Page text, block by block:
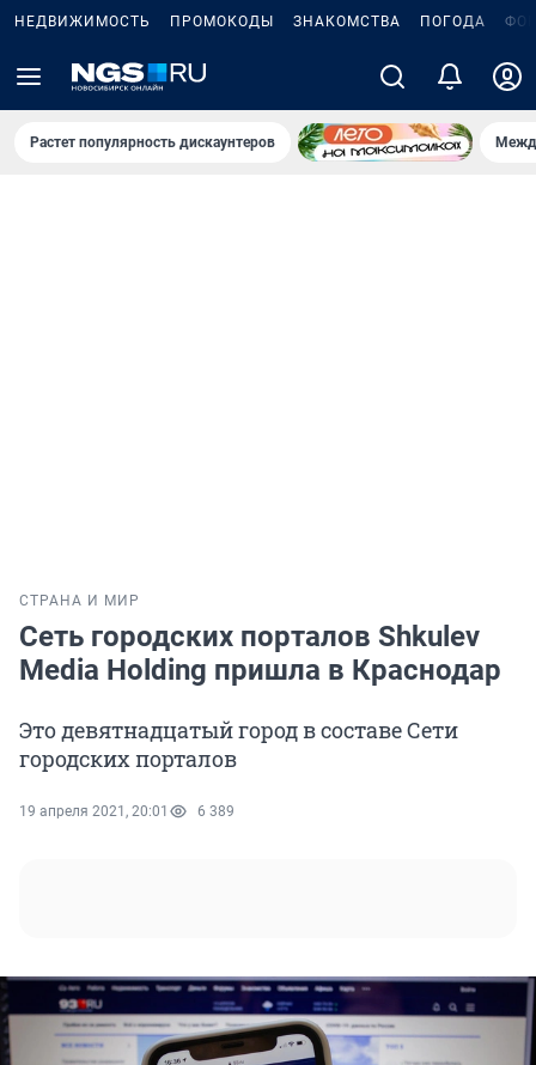
НЕДВИЖИМОСТЬ ПРОМОКОДЫ ЗНАКОМСТВА ПОГОДА
Растет популярность дискаунтеров
СТРАНА И МИР
Сеть городских порталов Shkulev
Media Holding пришла в Краснодар
Это девятнадцатый город в составе Сети
городских порталов
19 апреля 2021, 20:01 6 389